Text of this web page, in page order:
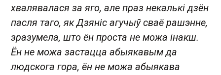
хвалявалася за яго, але праз некалькі дзён
пасля таго, як Дзяніс агучыў сваё рашэнне,
зразумела, што ён проста не можа інакш.
Ён не можа застацца абыякавым да
людскога гора, ён не можа абыякава